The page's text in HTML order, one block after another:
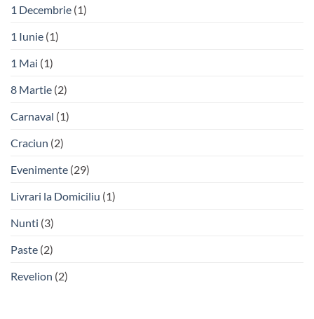
1 Decembrie (1)
1 Iunie (1)
1 Mai (1)
8 Martie (2)
Carnaval (1)
Craciun (2)
Evenimente (29)
Livrari la Domiciliu (1)
Nunti (3)
Paste (2)
Revelion (2)